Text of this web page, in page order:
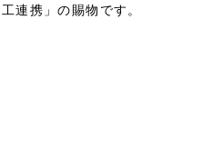
連携」の賜物です。